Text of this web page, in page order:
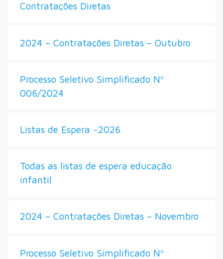
Contratações Diretas
2024 – Contratações Diretas – Outubro
Processo Seletivo Simplificado Nº
006/2024
Listas de Espera -2026
Todas as listas de espera educação
infantil
2024 – Contratações Diretas – Novembro
Processo Seletivo Simplificado Nº